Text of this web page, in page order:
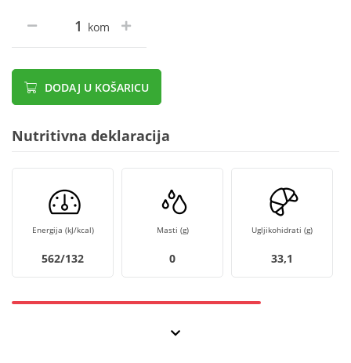
kom
DODAJ U KOŠARICU
Nutritivna deklaracija
Energija (kJ/kcal)
562/132
Masti (g)
0
Ugljikohidrati (g)
33,1